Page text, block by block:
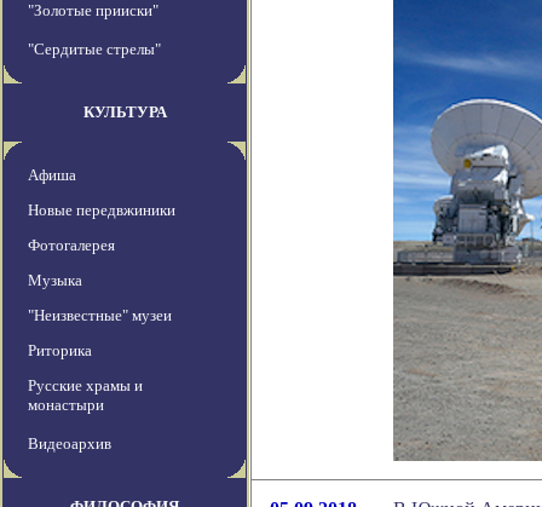
"Золотые прииски"
"Сердитые стрелы"
КУЛЬТУРА
Афиша
Новые передвжиники
Фотогалерея
Музыка
"Неизвестные" музеи
Риторика
Русские храмы и
монастыри
Видеоархив